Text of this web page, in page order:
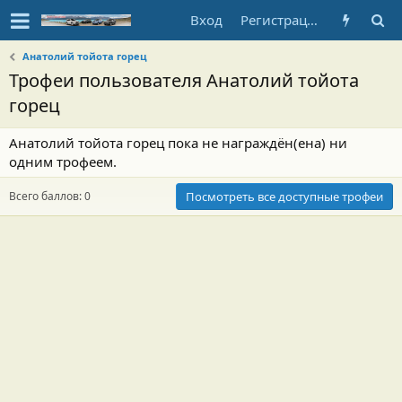
Вход Регистрация
Анатолий тойота горец
Трофеи пользователя Анатолий тойота
горец
Анатолий тойота горец пока не награждён(ена) ни
одним трофеем.
Всего баллов: 0 Посмотреть все доступные трофеи